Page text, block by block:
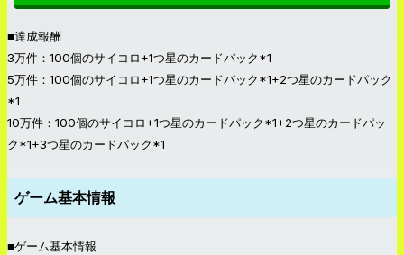
■達成報酬
3万件：100個のサイコロ+1つ星のカードパック*1
5万件：100個のサイコロ+1つ星のカードパック*1+2つ星のカードパック
*1
10万件：100個のサイコロ+1つ星のカードパック*1+2つ星のカードパッ
ク*1+3つ星のカードパック*1
ゲーム基本情報
■ゲーム基本情報